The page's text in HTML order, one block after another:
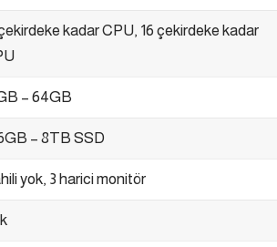
kadar CPU, 16 çekirdeke kadar
– 64GB
– 8TB SSD
yok, 3 harici monitör